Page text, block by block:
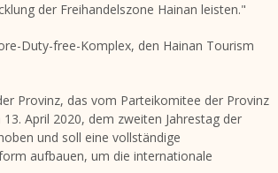
der Freihandelszone Hainan leisten."
Duty-free-Komplex, den Hainan Tourism
Provinz, das vom Parteikomitee der Provinz
April 2020, dem zweiten Jahrestag der
und soll eine vollständige
aufbauen, um die internationale